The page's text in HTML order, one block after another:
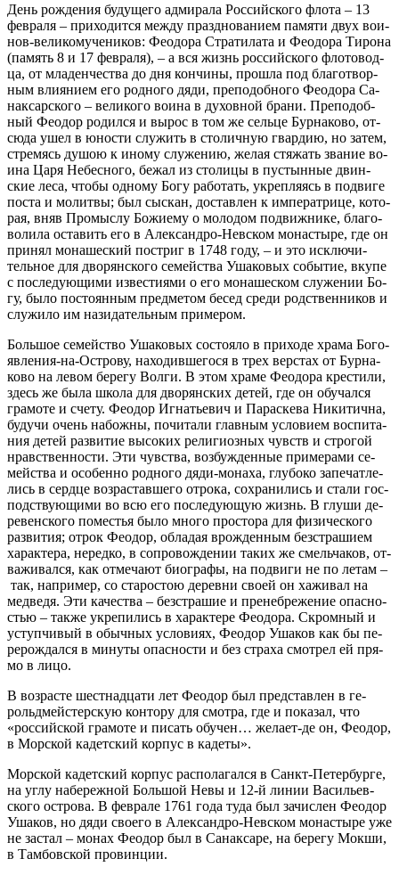
День рож­де­ния бу­ду­ще­го адми­ра­ла Рос­сий­ско­го фло­та – 13
фев­ра­ля – при­хо­дит­ся меж­ду празд­но­ва­ни­ем па­мя­ти двух во­и­
нов-ве­ли­ко­му­че­ни­ков: Фе­о­до­ра Стра­ти­ла­та и Фе­о­до­ра Ти­ро­на
(па­мять 8 и 17 фев­ра­ля), – а вся жизнь рос­сий­ско­го фло­то­вод­
ца, от мла­ден­че­ства до дня кон­чи­ны, про­шла под бла­го­твор­
ным вли­я­ни­ем его род­но­го дя­ди, пре­по­доб­но­го Фе­о­до­ра Са­
нак­сар­ско­го – ве­ли­ко­го во­и­на в ду­хов­ной бра­ни. Пре­по­доб­
ный Фе­о­дор ро­дил­ся и вы­рос в том же сель­це Бур­на­ко­во, от­
сю­да ушел в юно­сти слу­жить в сто­лич­ную гвар­дию, но за­тем,
стре­мясь ду­шою к ино­му слу­же­нию, же­лая стя­жать зва­ние во­
и­на Ца­ря Небес­но­го, бе­жал из сто­ли­цы в пу­стын­ные двин­
ские ле­са, чтобы од­но­му Бо­гу ра­бо­тать, укреп­ля­ясь в по­дви­ге
по­ста и мо­лит­вы; был сыс­кан, до­став­лен к им­пе­ра­три­це, ко­то­
рая, вняв Про­мыс­лу Бо­жи­е­му о мо­ло­дом по­движ­ни­ке, бла­го­
во­ли­ла оста­вить его в Алек­сан­дро-Нев­ском мо­на­сты­ре, где он
при­нял мо­на­ше­ский по­стриг в 1748 го­ду, – и это ис­клю­чи­
тель­ное для дво­рян­ско­го се­мей­ства Уша­ко­вых со­бы­тие, вку­пе
с по­сле­ду­ю­щи­ми из­ве­сти­я­ми о его мо­на­ше­ском слу­же­нии Бо­
гу, бы­ло по­сто­ян­ным пред­ме­том бе­сед сре­ди род­ствен­ни­ков и
слу­жи­ло им на­зи­да­тель­ным при­ме­ром.
Боль­шое се­мей­ство Уша­ко­вых со­сто­я­ло в при­хо­де хра­ма Бо­го­
яв­ле­ния-на-Ост­ро­ву, на­хо­див­ше­го­ся в трех вер­стах от Бур­на­
ко­во на ле­вом бе­ре­гу Вол­ги. В этом хра­ме Фе­о­до­ра кре­сти­ли,
здесь же бы­ла шко­ла для дво­рян­ских де­тей, где он обу­чал­ся
гра­мо­те и сче­ту. Фе­о­дор Иг­на­тье­вич и Па­рас­ке­ва Ни­ки­тич­на,
бу­дучи очень на­бож­ны, по­чи­та­ли глав­ным усло­ви­ем вос­пи­та­
ния де­тей раз­ви­тие вы­со­ких ре­ли­ги­оз­ных чувств и стро­гой
нрав­ствен­но­сти. Эти чув­ства, воз­буж­ден­ные при­ме­ра­ми се­
мей­ства и осо­бен­но род­но­го дя­ди-мо­на­ха, глу­бо­ко за­пе­чат­ле­
лись в серд­це воз­рас­тав­ше­го от­ро­ка, со­хра­ни­лись и ста­ли гос­
под­ству­ю­щи­ми во всю его по­сле­ду­ю­щую жизнь. В глу­ши де­
ре­вен­ско­го по­ме­стья бы­ло мно­го про­сто­ра для физи­че­ско­го
раз­ви­тия; от­рок Фе­о­дор, об­ла­дая врож­ден­ным без­стра­ши­ем
ха­рак­те­ра, неред­ко, в со­про­вож­де­нии та­ких же смель­ча­ков, от­
ва­жи­вал­ся, как от­ме­ча­ют био­гра­фы, на по­дви­ги не по ле­там –
так, на­при­мер, со ста­ро­стою де­рев­ни сво­ей он ха­жи­вал на
мед­ве­дя. Эти ка­че­ства – без­стра­шие и пре­не­бре­же­ние опас­но­
стью – так­же укре­пи­лись в ха­рак­те­ре Фе­о­до­ра. Скром­ный и
уступ­чи­вый в обыч­ных усло­ви­ях, Фе­о­дор Уша­ков как бы пе­
ре­рож­дал­ся в ми­ну­ты опас­но­сти и без стра­ха смот­рел ей пря­
мо в ли­цо.
В воз­расте шест­на­дца­ти лет Фе­о­дор был пред­став­лен в ге­
рольд­мей­стер­скую кон­то­ру для смот­ра, где и по­ка­зал, что
«рос­сий­ской гра­мо­те и пи­сать обу­чен… же­ла­ет-де он, Фе­о­дор,
в Мор­ской ка­дет­ский кор­пус в ка­де­ты».
Мор­ской ка­дет­ский кор­пус рас­по­ла­гал­ся в Санкт-Пе­тер­бур­ге,
на уг­лу на­бе­реж­ной Боль­шой Невы и 12-й ли­нии Ва­си­льев­
ско­го ост­ро­ва. В фев­ра­ле 1761 го­да ту­да был за­чис­лен Фе­о­дор
Уша­ков, но дя­ди сво­е­го в Алек­сан­дро-Нев­ском мо­на­сты­ре уже
не за­стал – мо­нах Фе­о­дор был в Са­нак­са­ре, на бе­ре­гу Мок­ши,
в Там­бов­ской про­вин­ции.